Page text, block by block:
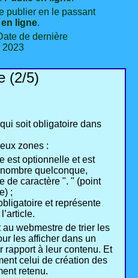
publier en le passant
en ligne.
de dernière
2023
(2/5)
soit obligatoire dans
zones :
est optionnelle et est
quelconque,
de caractère ". " (point
;
et représente
webmestre de trier les
les afficher dans un
rapport à leur contenu. Et
celui de création des
retenu.